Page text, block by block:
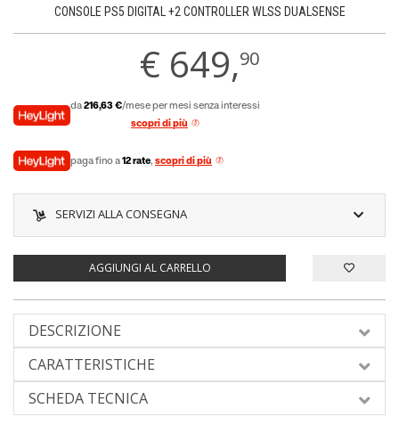
CONSOLE PS5 DIGITAL +2 CONTROLLER WLSS DUALSENSE
€ 649,90
da216,63 €/mese per mesi senza interessi
scopri di più
paga fino a12 rate, scopri di più
SERVIZI ALLA CONSEGNA
AGGIUNGI AL CARRELLO
DESCRIZIONE
CARATTERISTICHE
SCHEDA TECNICA